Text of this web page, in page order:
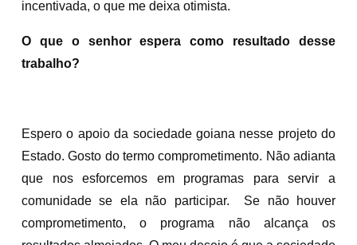
incentivada, o que me deixa otimista.
O que o senhor espera como resultado desse
trabalho?
Espero o apoio da sociedade goiana nesse projeto do
Estado. Gosto do termo comprometimento. Não adianta
que nos esforcemos em programas para servir a
comunidade se ela não participar. Se não houver
comprometimento, o programa não alcança os